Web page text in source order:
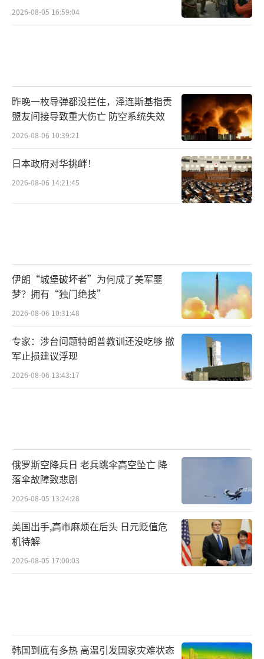
2026-08-05 16:59:04
昨晚一枚导弹都没拦住，泽连斯基指责
盟友间接导致重大伤亡 防空系统失效
2026-08-06 10:39:21
日本政府对华挑衅！
2026-08-06 14:21:45
伊朗“城堡破坏者”为何成了美军噩
梦？拥有“独门绝技”
2026-08-06 10:31:48
专家：涉台问题特朗普教训还没吃够 撤
军止损建议浮现
2026-08-06 13:43:17
俄罗斯空降兵日 老兵跳伞高空坠亡 降
落伞故障致悲剧
2026-08-05 13:24:28
美国出手,高市麻烦在后头 日元贬值危
机待解
2026-08-05 17:00:03
韩国到底有多热 高温引发国家灾难状态